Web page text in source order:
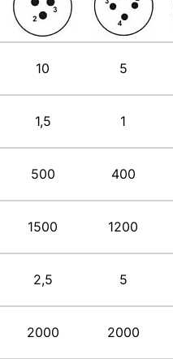
10
1,5
500
1500
2,5
2000
5
1
400
1200
5
2000